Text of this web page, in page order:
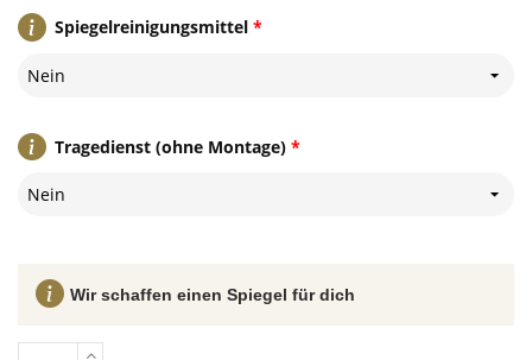
*
Spiegelreinigungsmittel
Nein
*
Tragedienst (ohne Montage)
Nein
Wir schaffen einen Spiegel für dich